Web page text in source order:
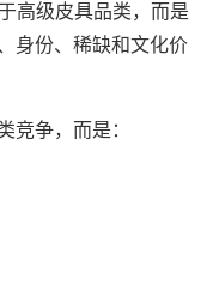
高级皮具品类，而是
身份、稀缺和文化价
竞争，而是：